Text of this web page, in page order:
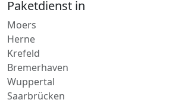
Moers
Herne
Krefeld
Bremerhaven
Wuppertal
Saarbrücken
Gelsenkirchen